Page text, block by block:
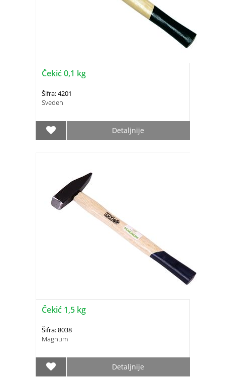
Čekić 0,1 kg
Šifra: 4201
Sveden
Detaljnije
Čekić 1,5 kg
Šifra: 8038
Magnum
Detaljnije